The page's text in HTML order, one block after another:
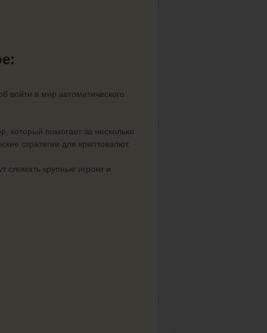
войти в мир автоматического
который помогает за несколько
стратегии для криптовалют.
сломать крупные игроки и